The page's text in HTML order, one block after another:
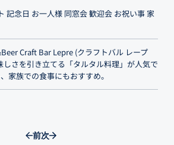
記念日 お一人様 同窓会 歓迎会 お祝い事 家
Craft Bar Lepre (クラフトバル レープ
しさを引き立てる「タルタル料理」が人気で
家族での食事にもおすすめ。
前次